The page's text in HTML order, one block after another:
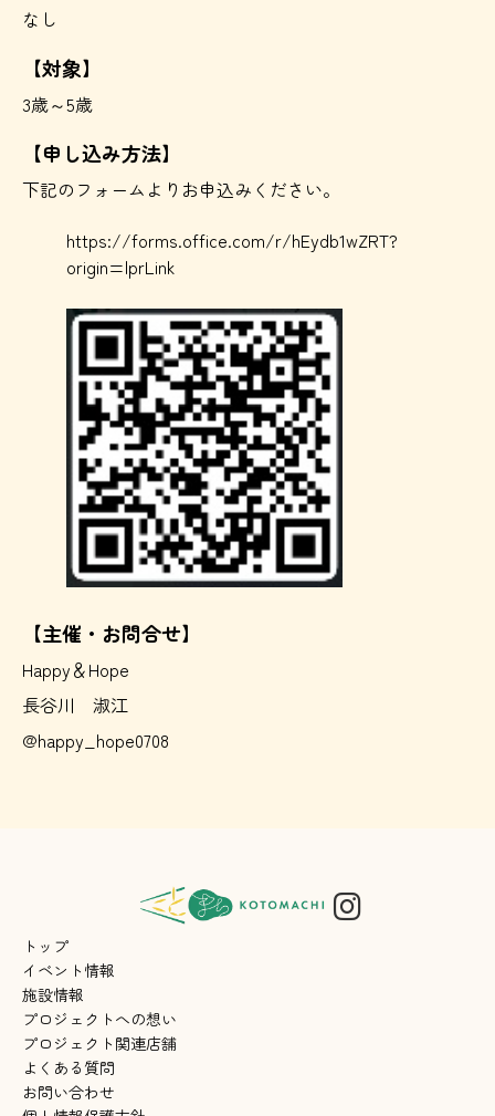
なし
【対象】
3歳～5歳
【申し込み方法】
下記のフォームよりお申込みください。
https://forms.office.com/r/hEydb1wZRT?
origin=lprLink
【主催・お問合せ】
Happy＆Hope
長谷川 淑江
@happy_hope0708
トップ
イベント情報
施設情報
プロジェクトへの想い
プロジェクト関連店舗
よくある質問
お問い合わせ